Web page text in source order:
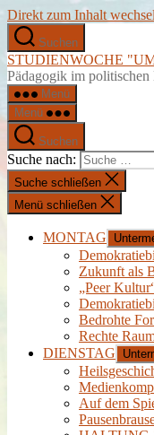
Direkt zum Inhalt
Suchen
STUDIENWOCHE
Pädagogik im politischen
Menü
Menü
Suchen
Suche nach:
Suche schließen
Menü schließen
MONTAG
Zukunft als
„Peer
Bedrohte
Rechte
DIENSTAG
Auf dem